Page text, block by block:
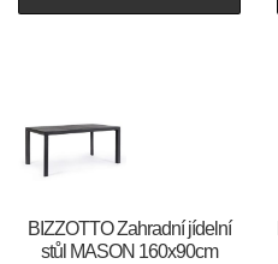
BIZZOTTO Zahradní jídelní
stůl MASON 160x90cm